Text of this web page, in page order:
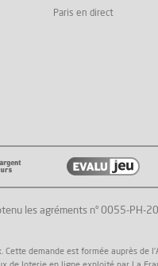
Paris en direct
les agréments n° 0055-PH-
Cette demande est formée auprès